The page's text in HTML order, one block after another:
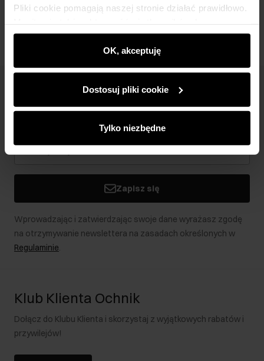
Pliki cookie pomagają naszej stronie działać prawidłowo.
wyświetlać im dopasowane do ich preferencji treści,
rekomendacje oraz komunikaty reklamowe informujące o
najnowszych promocjach w e-sklepie. Informacje o tym,
partnerom społecznościowym, reklamowym i
analitycznym. Partnerzy mogą połączyć te informacje z
podczas korzystania z ich usług.
OK, akceptuję
Dostosuj pliki cookie
Tylko niezbędne
Opinie
Newsletter
Bądź na bieżąco z nowościami i promocjami!
Zapisz się
Wprowadzając i zatwierdzając swoje dane wyrażasz zgodę
na otrzymywanie newslettera na zasadach określonych w
Regulaminie.
Klub Klienta Ochnik
Dołącz do Klubu Klienta i skorzystaj z wyjątkowych rabatów i
przywilejów!